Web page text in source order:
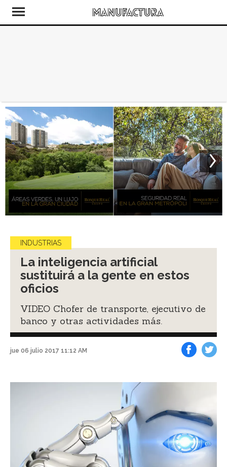
INDUSTRIAS
La inteligencia artificial
sustituirá a la gente en estos
oficios
VIDEO Chofer de transporte, ejecutivo de
banco y otras actividades más.
jue 06 julio 2017 11:12 AM